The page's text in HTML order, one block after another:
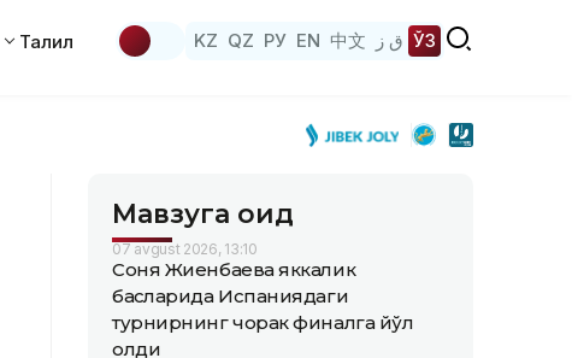
Таҳлил KZ QZ РУ EN 中文 ق ز ЎЗ
Мавзуга оид
07 avgust 2026, 13:10
Соня Жиенбаева яккалик
баҳсларида Испаниядаги
турнирнинг чорак финалга йўл
олди